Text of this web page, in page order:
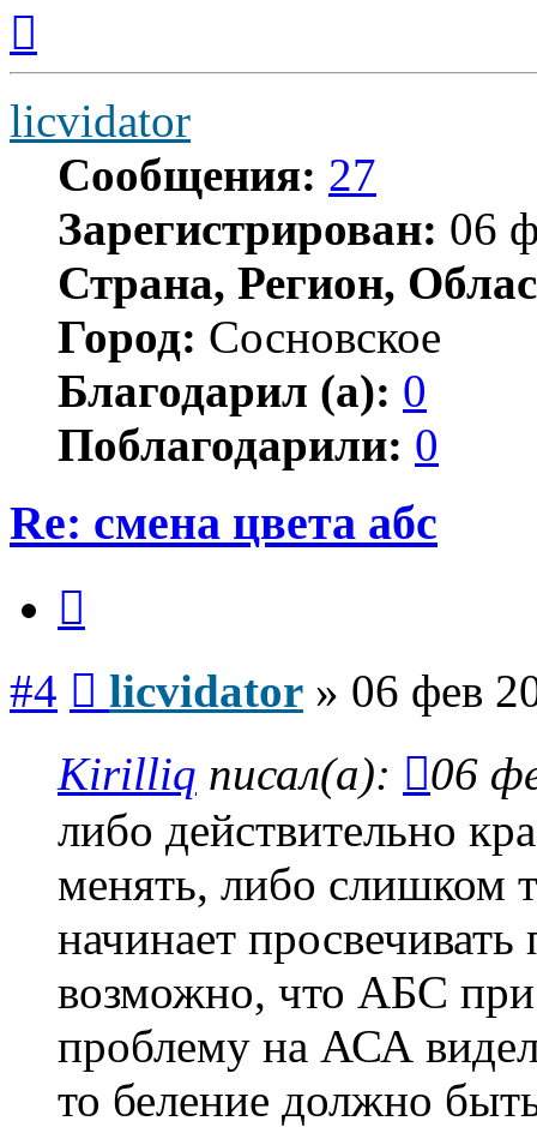
началу
licvidator
Сообщения: 27
Зарегистрирован: 06
Страна, Регион,
Город: Сосновское
Благодарил (а): 0
Поблагодарили: 0
Re: смена цвета абс
#4 licvidator » 06 фев
Kirilliq писал(а):
06
либо действительно
менять, либо слишком
начинает
возможно, что АБС
проблему на АСА
то беление должно